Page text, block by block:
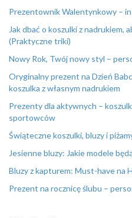
Prezentownik Walentynkowy –
Jak dbać o koszulki z nadrukiem,
(Praktyczne triki)
Nowy Rok, Twój nowy styl –
Oryginalny prezent na Dzień
koszulka z własnym nadrukiem
Prezenty dla aktywnych –
sportowców
Świąteczne koszulki, bluzy i
Jesienne bluzy: Jakie modele
Bluzy z kapturem: Must-have na
Prezent na rocznicę ślubu –